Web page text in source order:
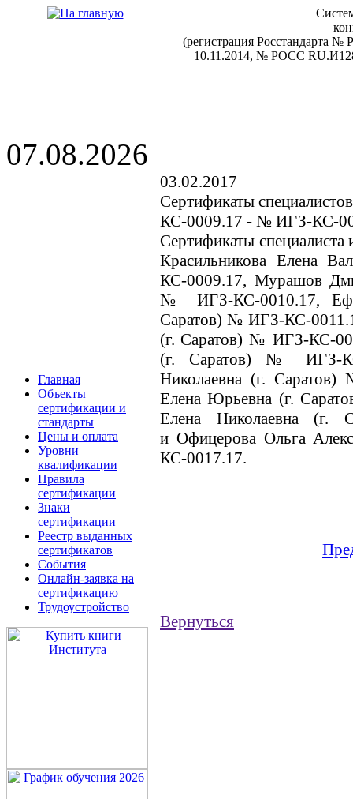
(регистрация
10.11.2014, № РОСС
07.08.2026
Главная
Объекты
сертификации и
стандарты
Цены и оплата
Уровни
квалификации
Правила
сертификации
Знаки
сертификации
Реестр выданных
сертификатов
События
Онлайн-заявка на
сертификацию
Трудоустройство
03.02.2017
Сертификаты
КС-0009.17 - № ИГЗ-КС-
Сертификаты специалиста
Красильникова Елена
КС-0009.17, Мурашов
№ ИГЗ-КС-0010.17,
Саратов) № ИГЗ-КС-
(г. Саратов) № ИГЗ-КС-
(г. Саратов) № ИГЗ-
Николаевна (г.
Елена Юрьевна (г.
Елена Николаевна
и Офицерова Ольга
КС-0017.17.
Вернуться